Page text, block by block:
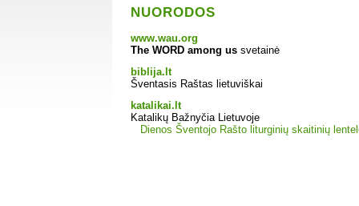
NUORODOS
www.wau.org
The WORD among us svetainė
biblija.lt
Šventasis Raštas lietuviškai
katalikai.lt
Katalikų Bažnyčia Lietuvoje
Dienos Šventojo Rašto liturginių skaitinių